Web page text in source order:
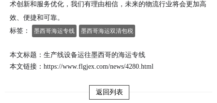
术创新和服务优化，我们有理由相信，未来的物流行业将会更加高
效、便捷和可靠。
标签：
墨西哥海运专线 墨西哥海运双清包税
本文标题：生产线设备运往墨西哥的海运专线
本文链接： https://www.flgjex.com/news/4280.html
返回列表